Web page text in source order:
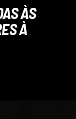
ÀS
À